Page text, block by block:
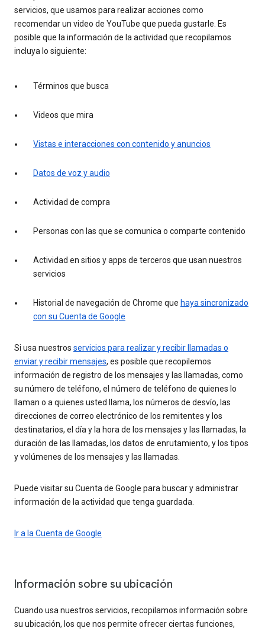
servicios, que usamos para realizar acciones como
recomendar un video de YouTube que pueda gustarle. Es
posible que la información de la actividad que recopilamos
incluya lo siguiente:
Términos que busca
Videos que mira
Vistas e interacciones con contenido y anuncios
Datos de voz y audio
Actividad de compra
Personas con las que se comunica o comparte contenido
Actividad en sitios y apps de terceros que usan nuestros
servicios
Historial de navegación de Chrome que haya sincronizado
con su Cuenta de Google
Si usa nuestros servicios para realizar y recibir llamadas o
enviar y recibir mensajes, es posible que recopilemos
información de registro de los mensajes y las llamadas, como
su número de teléfono, el número de teléfono de quienes lo
llaman o a quienes usted llama, los números de desvío, las
direcciones de correo electrónico de los remitentes y los
destinatarios, el día y la hora de los mensajes y las llamadas, la
duración de las llamadas, los datos de enrutamiento, y los tipos
y volúmenes de los mensajes y las llamadas.
Puede visitar su Cuenta de Google para buscar y administrar
información de la actividad que tenga guardada.
Ir a la Cuenta de Google
Información sobre su ubicación
Cuando usa nuestros servicios, recopilamos información sobre
su ubicación, los que nos permite ofrecer ciertas funciones,